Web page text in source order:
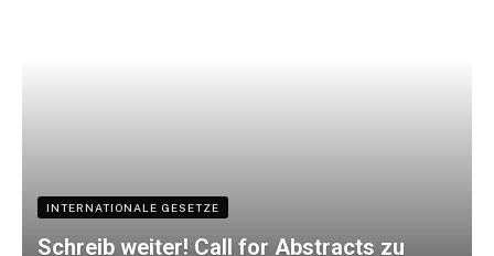
INTERNATIONALE GESETZE
Schreib weiter! Call for Abstracts zu